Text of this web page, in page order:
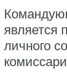
является
личного